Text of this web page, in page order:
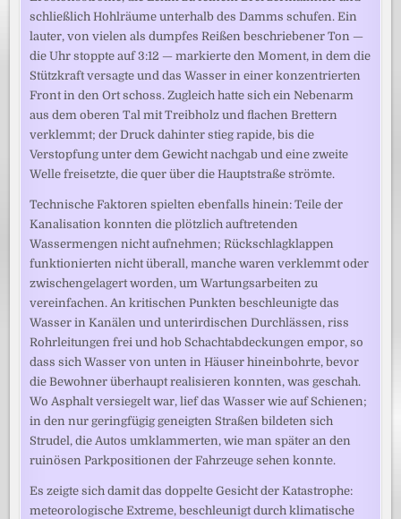
schließlich Hohlräume unterhalb des Damms schufen. Ein
lauter, von vielen als dumpfes Reißen beschriebener Ton —
die Uhr stoppte auf 3:12 — markierte den Moment, in dem die
Stützkraft versagte und das Wasser in einer konzentrierten
Front in den Ort schoss. Zugleich hatte sich ein Nebenarm
aus dem oberen Tal mit Treibholz und flachen Brettern
verklemmt; der Druck dahinter stieg rapide, bis die
Verstopfung unter dem Gewicht nachgab und eine zweite
Welle freisetzte, die quer über die Hauptstraße strömte.
Technische Faktoren spielten ebenfalls hinein: Teile der
Kanalisation konnten die plötzlich auftretenden
Wassermengen nicht aufnehmen; Rückschlagklappen
funktionierten nicht überall, manche waren verklemmt oder
zwischengelagert worden, um Wartungsarbeiten zu
vereinfachen. An kritischen Punkten beschleunigte das
Wasser in Kanälen und unterirdischen Durchlässen, riss
Rohrleitungen frei und hob Schachtabdeckungen empor, so
dass sich Wasser von unten in Häuser hineinbohrte, bevor
die Bewohner überhaupt realisieren konnten, was geschah.
Wo Asphalt versiegelt war, lief das Wasser wie auf Schienen;
in den nur geringfügig geneigten Straßen bildeten sich
Strudel, die Autos umklammerten, wie man später an den
ruinösen Parkpositionen der Fahrzeuge sehen konnte.
Es zeigte sich damit das doppelte Gesicht der Katastrophe:
meteorologische Extreme, beschleunigt durch klimatische